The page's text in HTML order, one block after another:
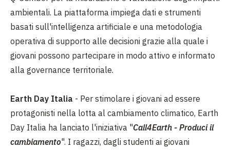
ambientali. La piattaforma impiega dati e strumenti
basati sull'intelligenza artificiale e una metodologia
operativa di supporto alle decisioni grazie alla quale i
giovani possono partecipare in modo attivo e informato
alla governance territoriale.
Earth Day Italia - Per stimolare i giovani ad essere
protagonisti nella lotta al cambiamento climatico, Earth
Day Italia ha lanciato l'iniziativa "Call4Earth - Produci il
cambiamento". I ragazzi, dagli studenti ai giovani